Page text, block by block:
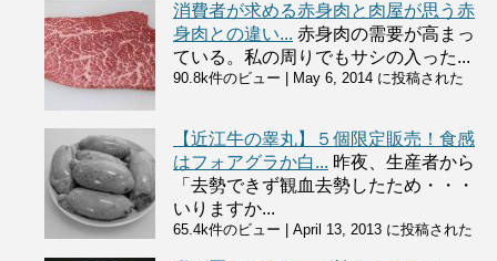
消費者が求める赤身肉と肉屋が思う赤
身肉との違い... 赤身肉の需要が高まっ
ている。私の周りでもサシの入った...
90.8k件のビュー May 6, 2014 に投稿された
【近江牛の睾丸】５個限定販売！食感
はフォアグラか白... 昨夜、生産者から
「去勢できず観血去勢したため・・・
いりますか...
65.4k件のビュー April 13, 2013 に投稿された